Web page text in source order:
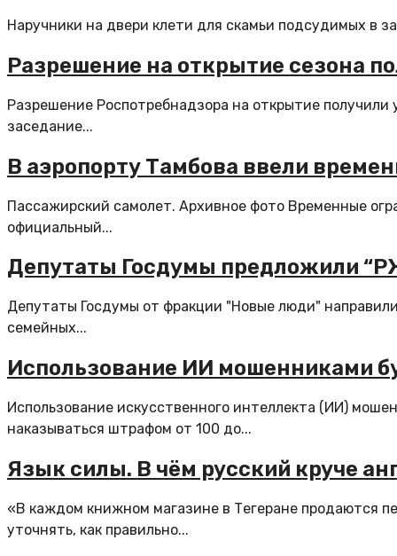
Наручники на двери клети для скамьи подсудимых в
Разрешение на открытие сезона
Разрешение Роспотребнадзора на открытие
заседание...
В аэропорту Тамбова ввели
Пассажирский самолет. Архивное фото Временные
официальный...
Депутаты Госдумы предложили
Депутаты Госдумы от фракции "Новые люди"
семейных...
Использование ИИ мошенниками
Использование искусственного интеллекта (ИИ)
наказываться штрафом от 100 до...
Язык силы. В чём русский круче
«В каждом книжном магазине в Тегеране продаются
уточнять, как правильно...